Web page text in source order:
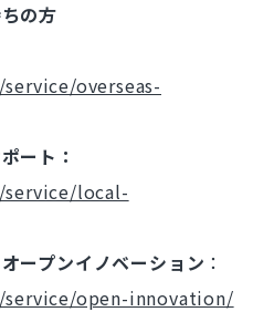
ちの方
overseas-
ート：
local-
ープンイノベーション ：
open-innovation/